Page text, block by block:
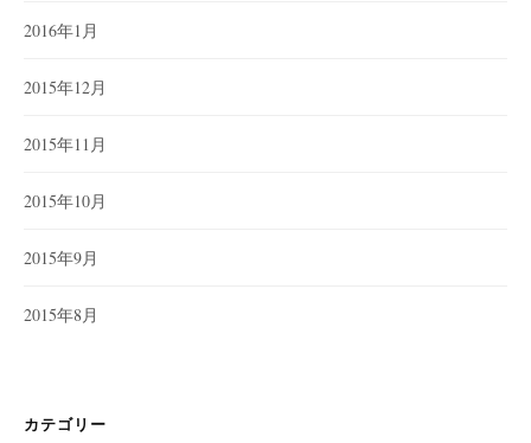
2016年1月
2015年12月
2015年11月
2015年10月
2015年9月
2015年8月
カテゴリー